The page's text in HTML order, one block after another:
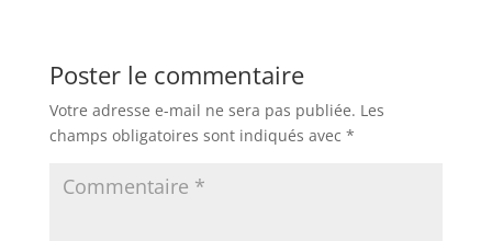
Poster le commentaire
Votre adresse e-mail ne sera pas publiée. Les
champs obligatoires sont indiqués avec *